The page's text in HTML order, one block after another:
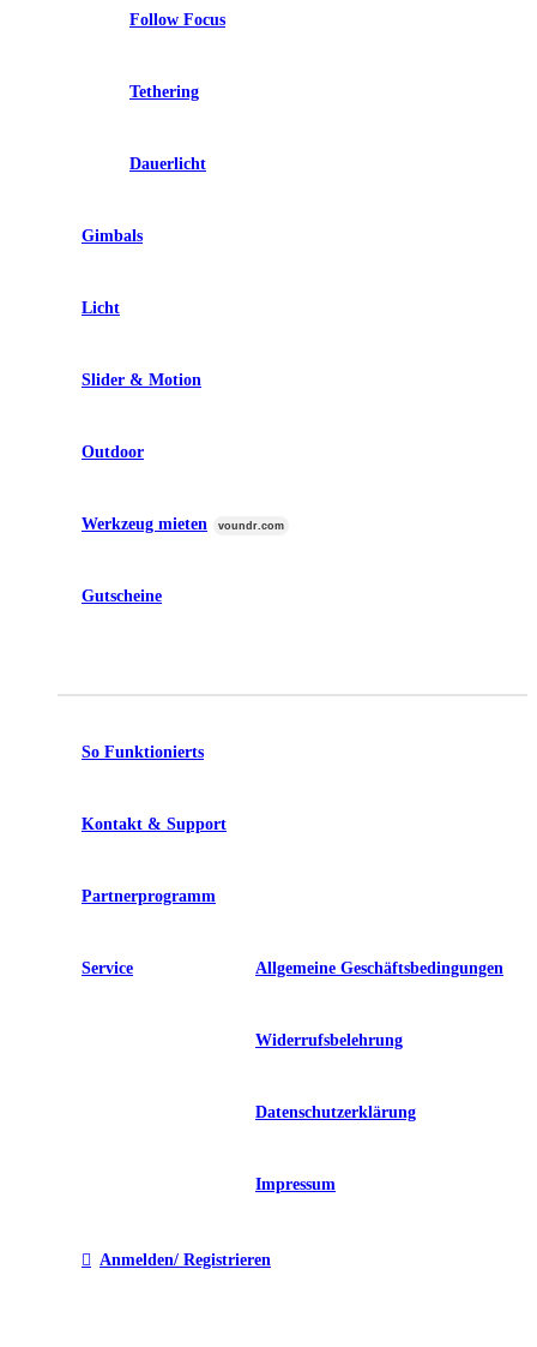
Follow Focus
Tethering
Dauerlicht
Gimbals
Licht
Slider & Motion
Outdoor
Werkzeug mieten voundr.com
Gutscheine
So Funktionierts
Kontakt & Support
Partnerprogramm
Service Allgemeine Geschäftsbedingungen
Widerrufsbelehrung
Datenschutzerklärung
Impressum
Anmelden/ Registrieren